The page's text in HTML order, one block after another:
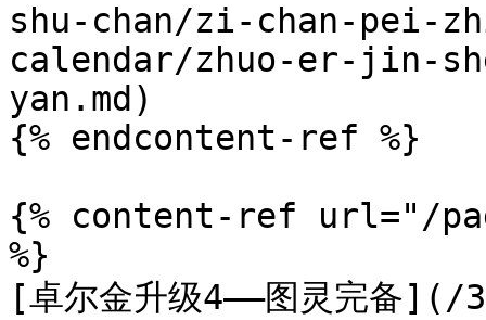
shu-chan/zi-chan-pei-
calendar/zhuo-er-jin-
yan.md)
{% endcontent-ref %}
{% content-ref url="/
%}
[卓尔金升级4——图灵完备